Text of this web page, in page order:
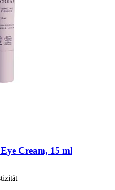
Cream, 15 ml